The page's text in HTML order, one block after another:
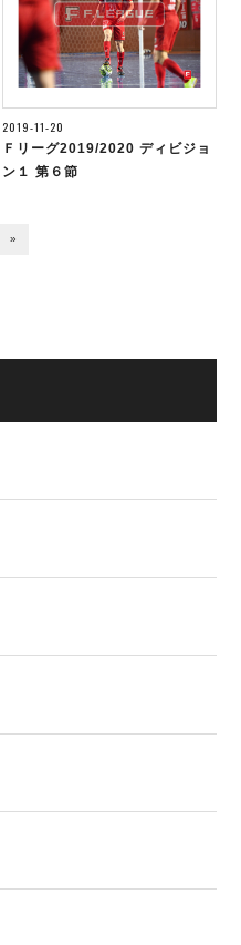
2019-11-20
Ｆリーグ2019/2020 ディビジョ
ン１ 第６節
»